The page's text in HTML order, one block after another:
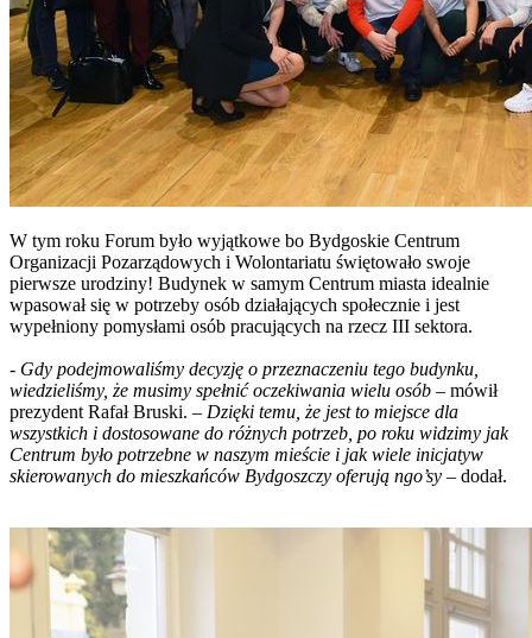
W tym roku Forum było wyjątkowe bo Bydgoskie Centrum
Organizacji Pozarządowych i Wolontariatu świętowało swoje
pierwsze urodziny! Budynek w samym Centrum miasta idealnie
wpasował się w potrzeby osób działających społecznie i jest
wypełniony pomysłami osób pracujących na rzecz III sektora.
- Gdy podejmowaliśmy decyzję o przeznaczeniu tego budynku,
wiedzieliśmy, że musimy spełnić oczekiwania wielu osób – mówił
prezydent Rafał Bruski. – Dzięki temu, że jest to miejsce dla
wszystkich i dostosowane do różnych potrzeb, po roku widzimy jak
Centrum było potrzebne w naszym mieście i jak wiele inicjatyw
skierowanych do mieszkańców Bydgoszczy oferują ngo’sy – dodał.